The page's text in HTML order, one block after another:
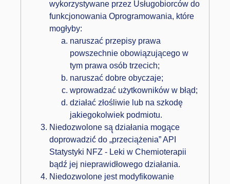
wykorzystywane przez Usługobiorców do
funkcjonowania Oprogramowania, które
mogłyby:
naruszać przepisy prawa
powszechnie obowiązującego w
tym prawa osób trzecich;
naruszać dobre obyczaje;
wprowadzać użytkowników w błąd;
działać złośliwie lub na szkodę
jakiegokolwiek podmiotu.
Niedozwolone są̨ działania mogące
doprowadzić́ do „przeciążenia” API
Statystyki NFZ - Leki w Chemioterapii
bądź jej nieprawidłowego działania.
Niedozwolone jest modyfikowanie